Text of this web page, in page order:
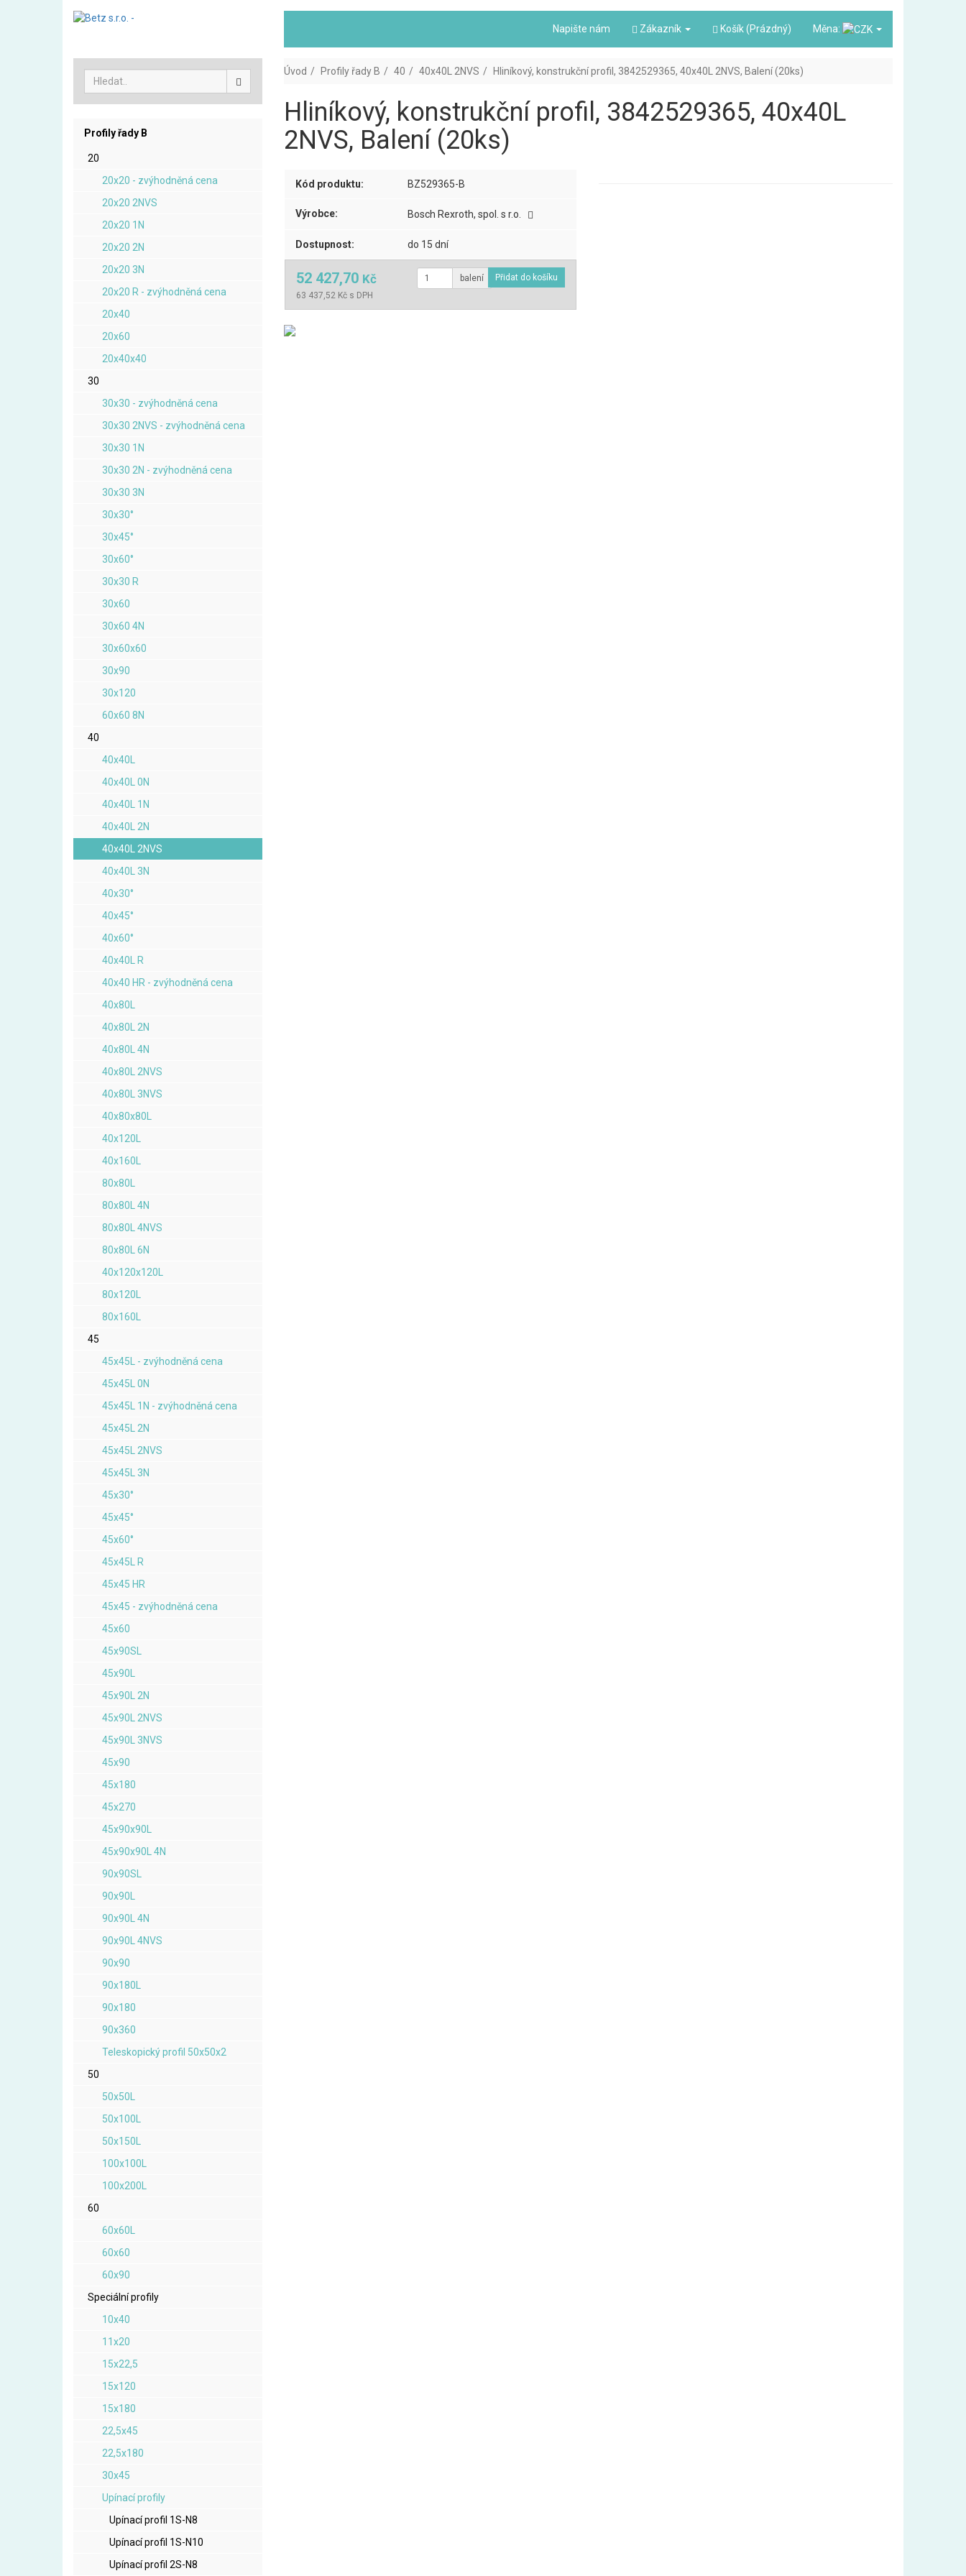
Napište nám Zákazník Košík (Prázdný) Měna:
Profily řady B
20
20x20 - zvýhodněná cena
20x20 2NVS
20x20 1N
20x20 2N
20x20 3N
20x20 R - zvýhodněná cena
20x40
20x60
20x40x40
30
30x30 - zvýhodněná cena
30x30 2NVS - zvýhodněná cena
30x30 1N
30x30 2N - zvýhodněná cena
30x30 3N
30x30°
30x45°
30x60°
30x30 R
30x60
30x60 4N
30x60x60
30x90
30x120
60x60 8N
40
40x40L
40x40L 0N
40x40L 1N
40x40L 2N
40x40L 2NVS
40x40L 3N
40x30°
40x45°
40x60°
40x40L R
40x40 HR - zvýhodněná cena
40x80L
40x80L 2N
40x80L 4N
40x80L 2NVS
40x80L 3NVS
40x80x80L
40x120L
40x160L
80x80L
80x80L 4N
80x80L 4NVS
80x80L 6N
40x120x120L
80x120L
80x160L
45
45x45L - zvýhodněná cena
45x45L 0N
45x45L 1N - zvýhodněná cena
45x45L 2N
45x45L 2NVS
45x45L 3N
45x30°
45x45°
45x60°
45x45L R
45x45 HR
45x45 - zvýhodněná cena
45x60
45x90SL
45x90L
45x90L 2N
45x90L 2NVS
45x90L 3NVS
45x90
45x180
45x270
45x90x90L
45x90x90L 4N
90x90SL
90x90L
90x90L 4N
90x90L 4NVS
90x90
90x180L
90x180
90x360
Teleskopický profil 50x50x2
50
50x50L
50x100L
50x150L
100x100L
100x200L
60
60x60L
60x60
60x90
Speciální profily
10x40
11x20
15x22,5
15x120
15x180
22,5x45
22,5x180
30x45
Upínací profily
Upínací profil 1S-N8
Upínací profil 1S-N10
Upínací profil 2S-N8
Úvod Profily řady B 40 40x40L 2NVS Hliníkový, konstrukční profil, 3842529365, 40x40L 2NVS, Balení (20ks)
Hliníkový, konstrukční profil, 3842529365, 40x40L
2NVS, Balení (20ks)
Kód produktu: BZ529365-B
Výrobce: Bosch Rexroth, spol. s r.o.
Dostupnost: do 15 dní
52 427,70 Kč
63 437,52 Kč s DPH
balení